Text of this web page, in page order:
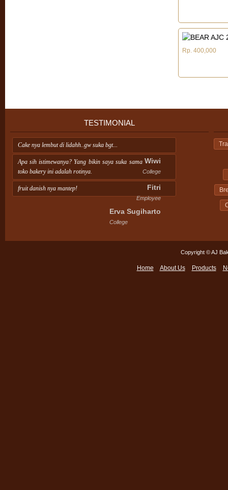
Rp. 400,000
TESTIMONIAL
Cake nya lembut di lidahh..gw suka bgt...
Wiwi
College
Apa sih istimewanya? Yang bikin saya suka sama
toko bakery ini adalah rotinya.
Fitri
Employee
fruit danish nya mantep!
Erva Sugiharto
College
Copyright © AJ
Home About Us Products